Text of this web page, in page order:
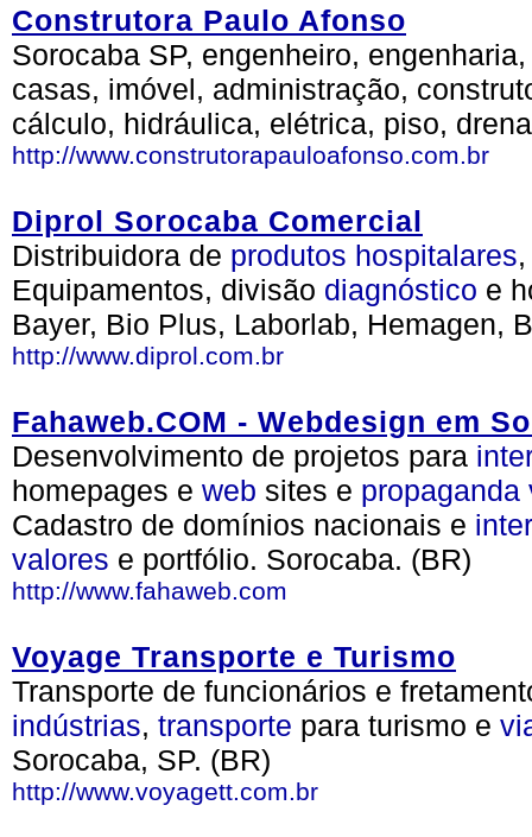
Construtora Paulo Afonso
Sorocaba SP, engenheiro,
casas, imóvel, administração,
cálculo, hidráulica, elétrica, piso,
http://www.construtorapauloafonso.com.br
Diprol Sorocaba Comercial
Distribuidora de produtos hospitalares
Equipamentos, divisão diagnóstico e
Bayer, Bio Plus, Laborlab, Hemagen,
http://www.diprol.com.br
Fahaweb.COM - Webdesign em
Desenvolvimento de projetos para
homepages e web sites e propaganda
Cadastro de domínios nacionais e
valores e portfólio. Sorocaba. (BR)
http://www.fahaweb.com
Voyage Transporte e Turismo
Transporte de funcionários e
indústrias, transporte para turismo e
Sorocaba, SP. (BR)
http://www.voyagett.com.br